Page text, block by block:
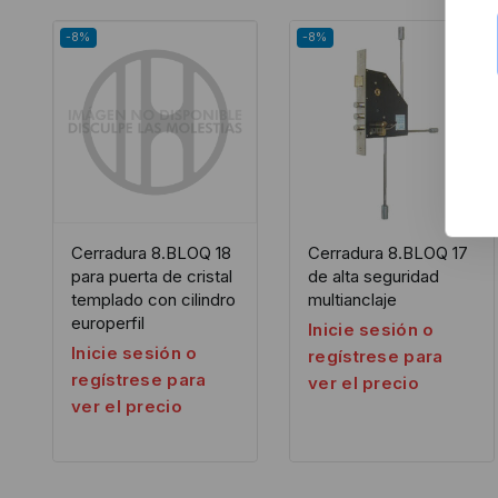
-8%
Cerradura 8.BLOQ 18
para puerta de cristal
templado con cilindro
europerfil
Inicie sesión o
regístrese para
ver el precio
-8%
Cerradura 8.BLOQ 17
de alta seguridad
multianclaje
Inicie sesión o
regístrese para
ver el precio